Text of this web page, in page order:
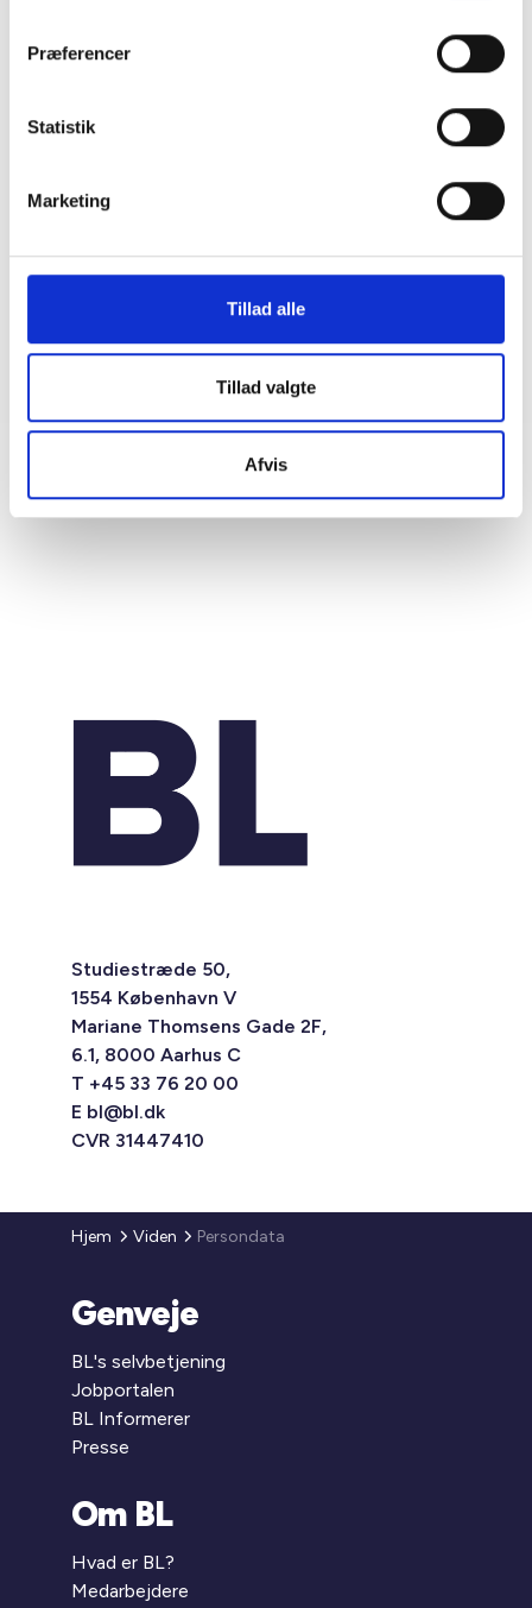
Præferencer
Statistik
Marketing
Tillad alle
Tillad valgte
Afvis
12. marts 2020
23. juli 2019
Danmarks Statistik - nøgletal for
boligområder 2018
Studiestræde 50,
1554 København V
Mariane Thomsens Gade 2F,
6.1, 8000 Aarhus C
T +45 33 76 20 00
E bl@bl.dk
CVR 31447410
Hjem Viden Persondata
Genveje
BL's selvbetjening
Jobportalen
BL Informerer
Presse
Om BL
Hvad er BL?
Medarbejdere